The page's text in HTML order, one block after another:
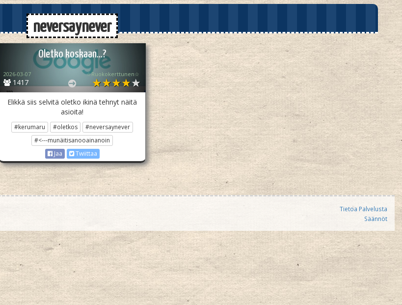
neversaynever
Oletko koskaan...?
1417
2026-03-07 ☆Ruokokerttunen☆
Elikkä siis selvitä oletko ikinä tehnyt näitä
asioita!
#kerumaru #oletkos
#neversaynever
#<---munäitisanooainanoin
Jaa
Twiittaa
Tietoa Palvelusta
Säännöt